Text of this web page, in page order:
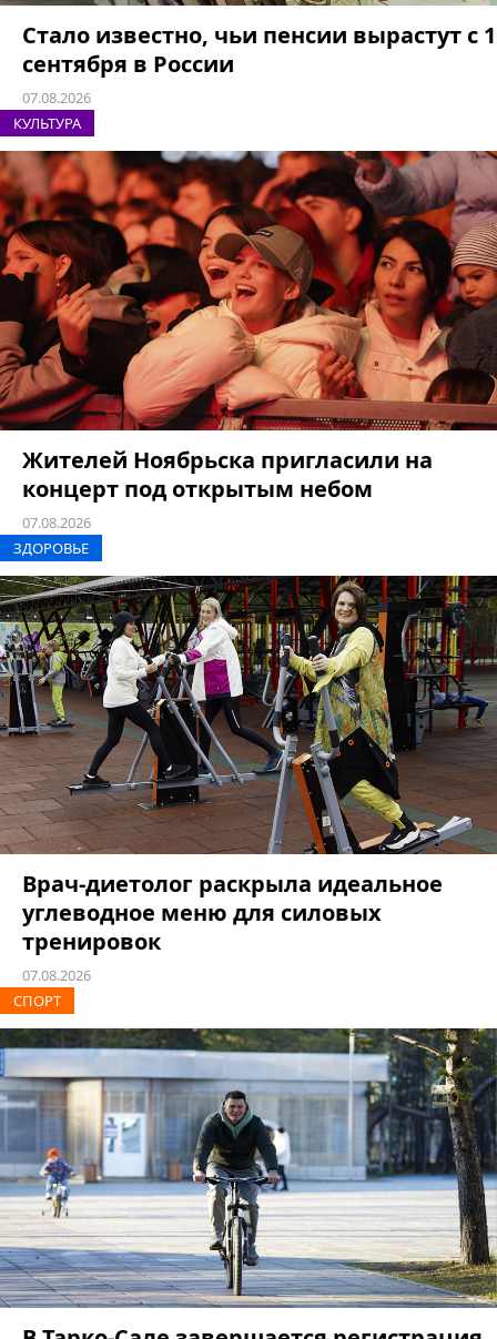
Стало известно, чьи пенсии вырастут с 1
сентября в России
07.08.2026
КУЛЬТУРА
Жителей Ноябрьска пригласили на
концерт под открытым небом
07.08.2026
ЗДОРОВЬЕ
Врач-диетолог раскрыла идеальное
углеводное меню для силовых
тренировок
07.08.2026
СПОРТ